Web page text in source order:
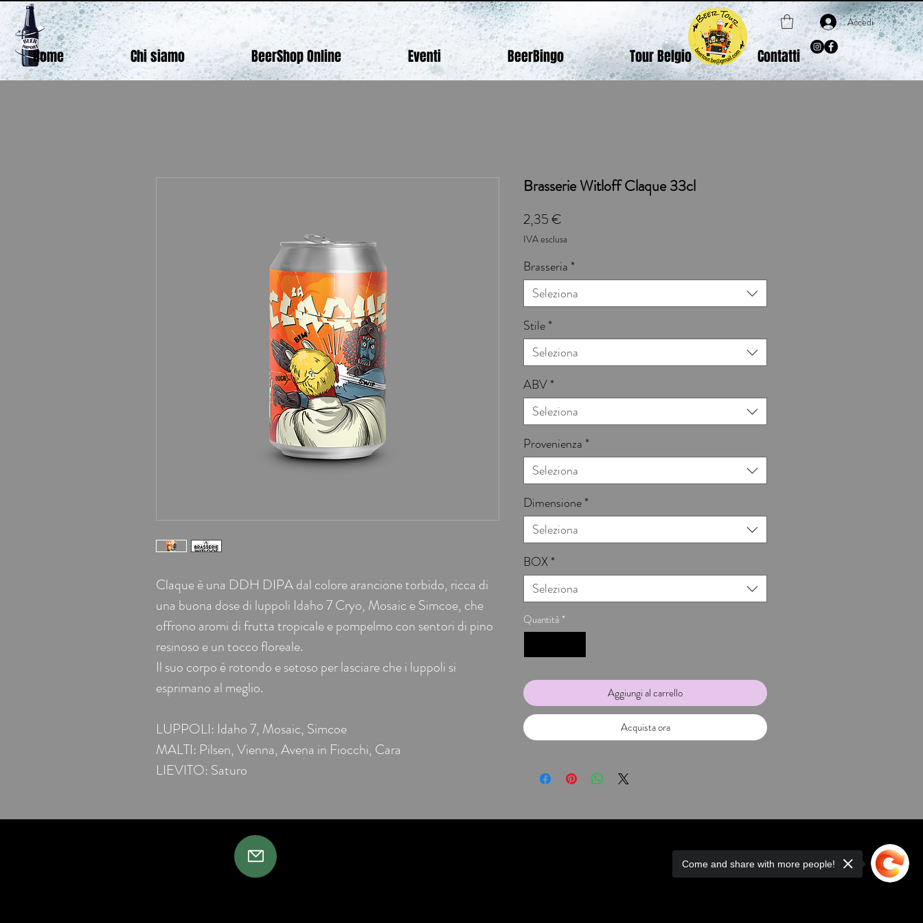
Accedi
Home Chi siamo BeerShop Online Eventi BeerBingo Tour Belgio Contatti
Claque è una DDH DIPA dal colore arancione torbido, ricca di
una buona dose di luppoli Idaho 7 Cryo, Mosaic e Simcoe, che
offrono aromi di frutta tropicale e pompelmo con sentori di pino
resinoso e un tocco floreale.
Il suo corpo è rotondo e setoso per lasciare che i luppoli si
esprimano al meglio.
LUPPOLI: Idaho 7, Mosaic, Simcoe
MALTI: Pilsen, Vienna, Avena in Fiocchi, Cara
LIEVITO: Saturo
Brasserie Witloff Claque 33cl
2,35 €
IVA esclusa
Brasseria *
Seleziona
Stile*
Seleziona
ABV*
Seleziona
Provenienza *
Seleziona
Dimensione*
Seleziona
BOX*
Seleziona
Quantità *
Aggiungi al carrello
Acquista ora
Come and share with more people!